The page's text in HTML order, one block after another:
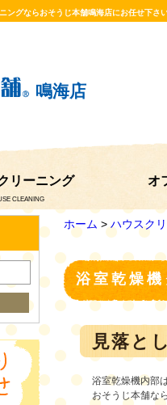
ングならおそうじ本舗鳴海店にお任せ下さい
鳴海店
リーニング
CLEANING
オ
ホーム >ハウスク
浴室乾燥
見落と
浴室乾燥機内部
おそうじ本舗な